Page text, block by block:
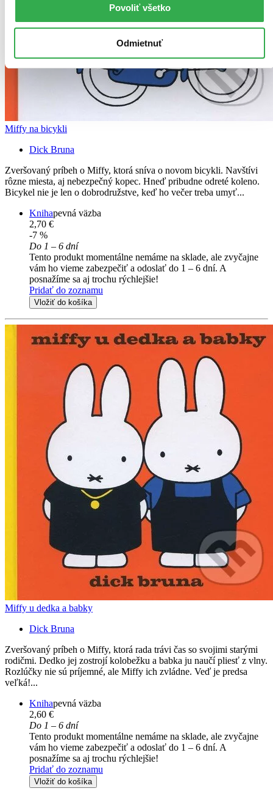
Povoliť všetko
Odmietnuť
Miffy na bicykli
Dick Bruna
Zveršovaný príbeh o Miffy, ktorá sníva o novom bicykli. Navštívi
rôzne miesta, aj nebezpečný kopec. Hneď pribudne odreté koleno.
Bicykel nie je len o dobrodružstve, keď ho večer treba umyť...
Knihapevná väzba
2,70 €
-7 %
Do 1 – 6 dní
Tento produkt momentálne nemáme na sklade, ale zvyčajne
vám ho vieme zabezpečiť a odoslať do 1 – 6 dní. A
posnažíme sa aj trochu rýchlejšie!
Pridať do zoznamu
Vložiť do košíka
Miffy u dedka a babky
Dick Bruna
Zveršovaný príbeh o Miffy, ktorá rada trávi čas so svojimi starými
rodičmi. Dedko jej zostrojí kolobežku a babka ju naučí pliesť z vlny.
Rozlúčky nie sú príjemné, ale Miffy ich zvládne. Veď je predsa
veľká!...
Knihapevná väzba
2,60 €
Do 1 – 6 dní
Tento produkt momentálne nemáme na sklade, ale zvyčajne
vám ho vieme zabezpečiť a odoslať do 1 – 6 dní. A
posnažíme sa aj trochu rýchlejšie!
Pridať do zoznamu
Vložiť do košíka